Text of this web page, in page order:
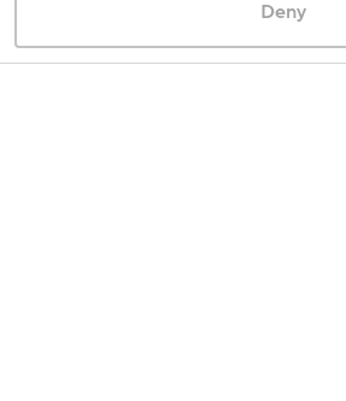
Deny